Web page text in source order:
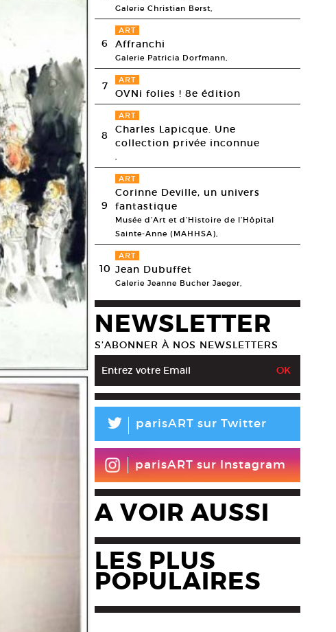
Galerie Christian Berst,
6
ART
Affranchi
Galerie Patricia Dorfmann,
7 ART
OVNi folies ! 8e édition
8
ART
Charles Lapicque. Une
collection privée inconnue
,
9
ART
Corinne Deville, un univers
fantastique
Musée d’Art et d’Histoire de l’Hôpital
Sainte-Anne (MAHHSA),
10
ART
Jean Dubuffet
Galerie Jeanne Bucher Jaeger,
NEWSLETTER
S’ABONNER À NOS NEWSLETTERS
L parisART sur Twitter
parisART sur Instagram
A VOIR AUSSI
LES PLUS
POPULAIRES